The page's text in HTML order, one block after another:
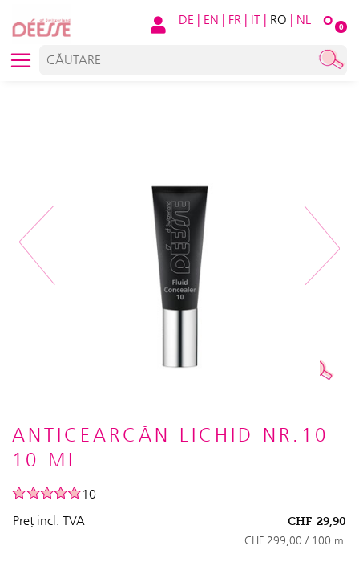
O 0
DE | EN | FR | IT | RO | NL
Next
ANTICEARCĂN LICHID NR.10
10 ML
10
Preț incl. TVA
CHF 29,90
CHF 299,00 / 100 ml